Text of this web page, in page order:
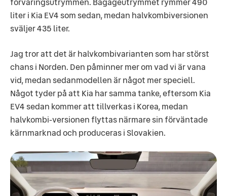
liter i Kia EV4 som sedan, medan halvkombiversionen
sväljer 435 liter.
Jag tror att det är halvkombivarianten som har störst
chans i Norden. Den påminner mer om vad vi är vana
vid, medan sedanmodellen är något mer speciell.
Något tyder på att Kia har samma tanke, eftersom Kia
EV4 sedan kommer att tillverkas i Korea, medan
halvkombi-versionen flyttas närmare sin förväntade
kärnmarknad och produceras i Slovakien.